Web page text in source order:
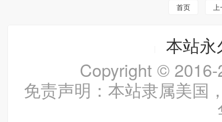
首页
上
本站
Copyright ©
免责声明：本站隶属美国